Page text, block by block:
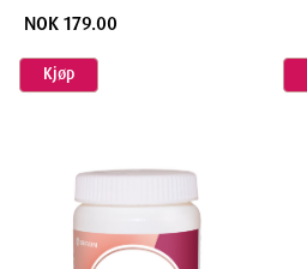
NOK 179.00
Kjøp